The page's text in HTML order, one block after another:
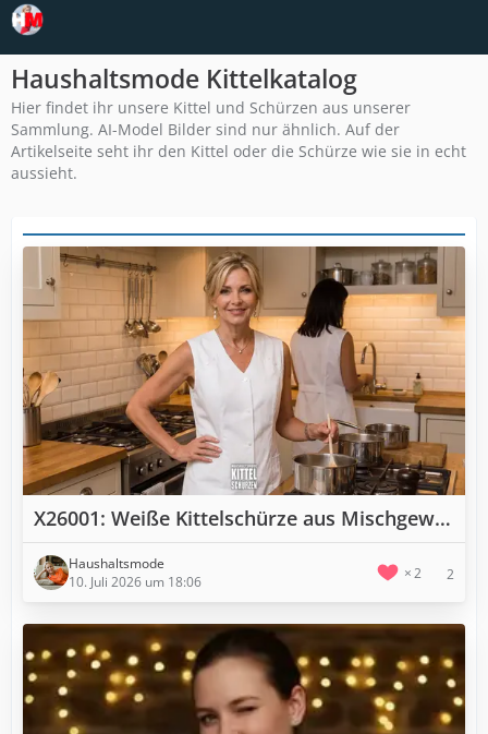
Haushaltsmode Kittelkatalog
Hier findet ihr unsere Kittel und Schürzen aus unserer
Sammlung. AI-Model Bilder sind nur ähnlich. Auf der
Artikelseite seht ihr den Kittel oder die Schürze wie sie in echt
aussieht.
X26001: Weiße Kittelschürze aus Mischgewebe in Gr. 44
Haushaltsmode
10. Juli 2026 um 18:06
2 2